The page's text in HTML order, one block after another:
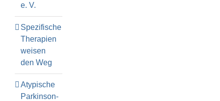
e. V.
Spezifische
Therapien
weisen
den Weg
Atypische
Parkinson-